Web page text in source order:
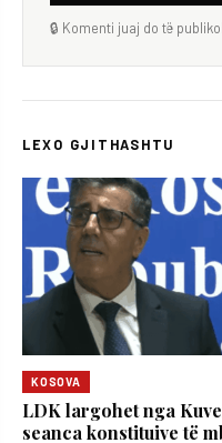
🔒 Komenti juaj do të
LEXO GJITHASHTU
KOSOVA
LDK largohet nga
seanca konstituive të